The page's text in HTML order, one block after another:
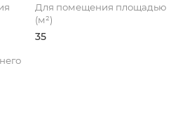
Для помещения площадью
(м²)
35